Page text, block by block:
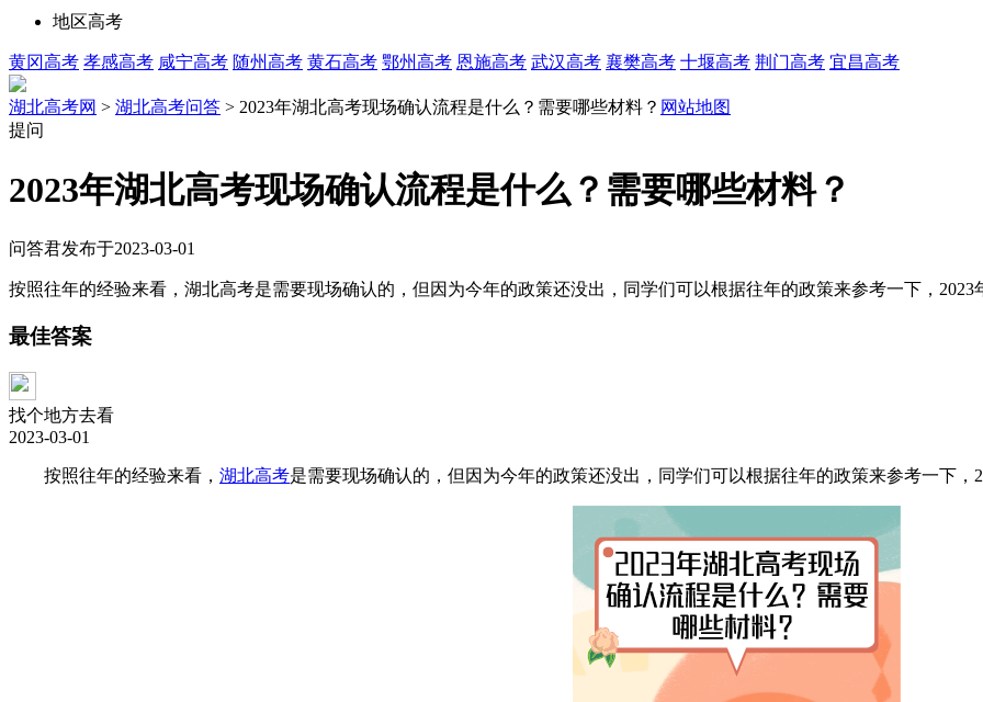
地区高考
黄冈高考 孝感高考 咸宁高考 随州高考 黄石高考 鄂州高考 恩施高考 武汉高考 襄樊高考 十堰高考 荆门高考 宜昌高考
湖北高考网 > 湖北高考问答 > 2023年湖北高考现场确认流程是什么？需要哪些材料？ 网站地图
提问
2023年湖北高考现场确认流程是什么？需要哪些材料？
问答君发布于2023-03-01
按照往年的经验来看，湖北高考是需要现场确认的，但因为今年的政策还没出，同学们可以根据往年的政策来参考一下，2023
最佳答案
找个地方去看
2023-03-01
按照往年的经验来看， 湖北高考是需要现场确认的，但因为今年的政策还没出，同学们可以根据往年的政策来参考一下，